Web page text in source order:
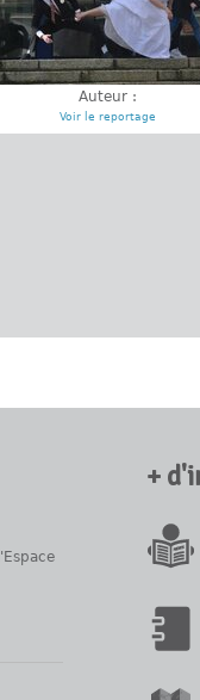
Auteur :
Voir le reportage
+